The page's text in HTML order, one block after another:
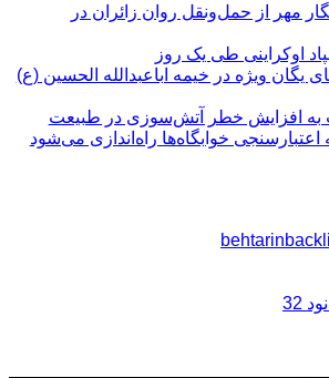
مهر از حمل‌ونقل روان زائران در
یگان ویژه در خیمه اباعبدالله الحسین (ع)
به افزایش خطر آتش‌سوزی در طبیعت
اعتبارسنجی خوابگاه‌ها راه‌اندازی می‌شود
32